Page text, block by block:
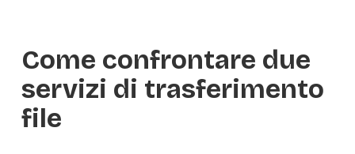
Come confrontare due
servizi di trasferimento
file